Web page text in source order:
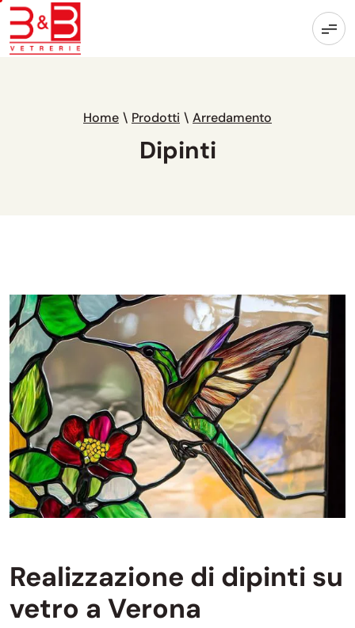
Home \ Prodotti \ Arredamento
Dipinti
Realizzazione di dipinti su
vetro a Verona